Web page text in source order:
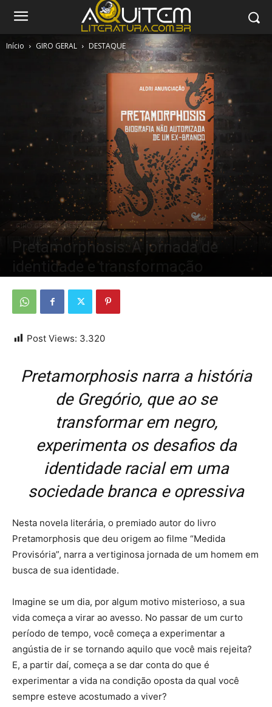
Início GIRO GERAL DESTAQUE
GIRO GERAL DESTAQUE
Pretamorphosis: A jornada de
identidade e transformação
Post Views: 3.320
Pretamorphosis narra a história
de Gregório, que ao se
transformar em negro,
experimenta os desafios da
identidade racial em uma
sociedade branca e opressiva
Nesta novela literária, o premiado autor do livro
Pretamorphosis que deu origem ao filme “Medida
Provisória”, narra a vertiginosa jornada de um homem em
busca de sua identidade.
Imagine se um dia, por algum motivo misterioso, a sua
vida começa a virar ao avesso. No passar de um curto
período de tempo, você começa a experimentar a
angústia de ir se tornando aquilo que você mais rejeita?
E, a partir daí, começa a se dar conta do que é
experimentar a vida na condição oposta da qual você
sempre esteve acostumado a viver?